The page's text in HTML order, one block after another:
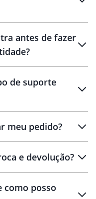
48 horas
antes de fazer
amostras
de suporte
meu pedido?
e devolução?
como posso